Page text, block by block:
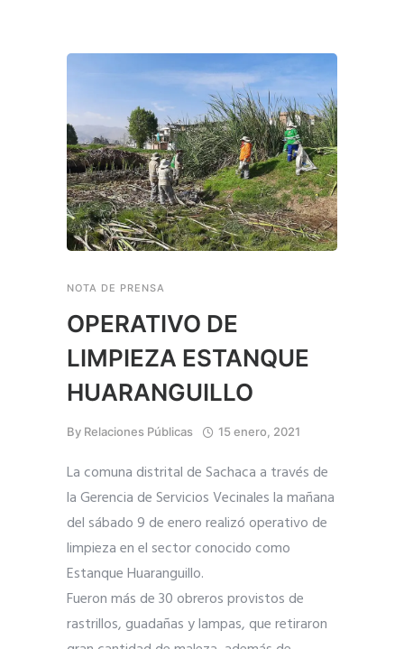
NOTA DE PRENSA
OPERATIVO DE
LIMPIEZA ESTANQUE
HUARANGUILLO
By Relaciones Públicas 15 enero, 2021
La comuna distrital de Sachaca a través de
la Gerencia de Servicios Vecinales la mañana
del sábado 9 de enero realizó operativo de
limpieza en el sector conocido como
Estanque Huaranguillo.
Fueron más de 30 obreros provistos de
rastrillos, guadañas y lampas, que retiraron